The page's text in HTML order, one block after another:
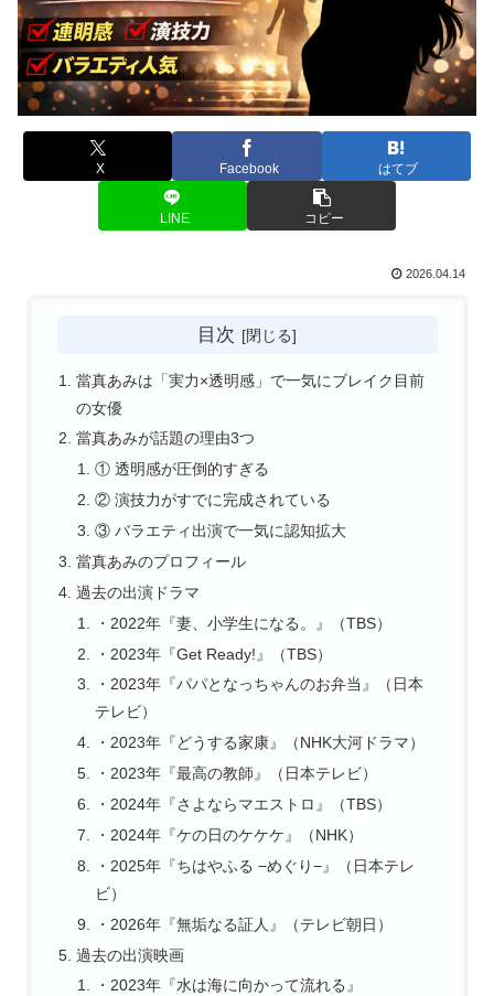
X Facebook はてブ
LINE コピー
2026.04.14
目次
當真あみは「実力×透明感」で一気にブレイク目前
の女優
當真あみが話題の理由3つ
① 透明感が圧倒的すぎる
② 演技力がすでに完成されている
③ バラエティ出演で一気に認知拡大
當真あみのプロフィール
過去の出演ドラマ
・2022年『妻、小学生になる。』（TBS）
・2023年『Get Ready!』（TBS）
・2023年『パパとなっちゃんのお弁当』（日本
テレビ）
・2023年『どうする家康』（NHK大河ドラマ）
・2023年『最高の教師』（日本テレビ）
・2024年『さよならマエストロ』（TBS）
・2024年『ケの日のケケケ』（NHK）
・2025年『ちはやふる −めぐり−』（日本テレ
ビ）
・2026年『無垢なる証人』（テレビ朝日）
過去の出演映画
・2023年『水は海に向かって流れる』